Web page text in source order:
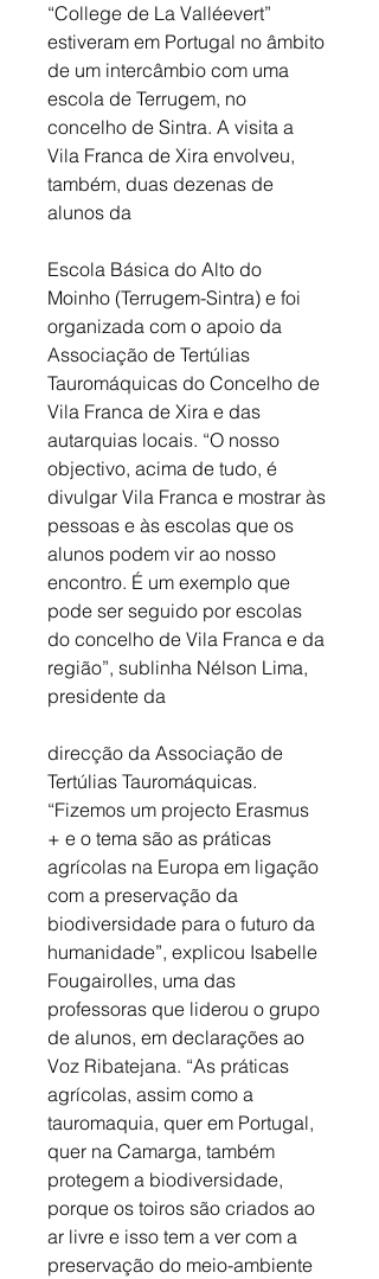
“College de La Valléevert”
estiveram em Portugal no âmbito
de um intercâmbio com uma
escola de Terrugem, no
concelho de Sintra. A visita a
Vila Franca de Xira envolveu,
também, duas dezenas de
alunos da
Escola Básica do Alto do
Moinho (Terrugem-Sintra) e foi
organizada com o apoio da
Associação de Tertúlias
Tauromáquicas do Concelho de
Vila Franca de Xira e das
autarquias locais. “O nosso
objectivo, acima de tudo, é
divulgar Vila Franca e mostrar às
pessoas e às escolas que os
alunos podem vir ao nosso
encontro. É um exemplo que
pode ser seguido por escolas
do concelho de Vila Franca e da
região”, sublinha Nélson Lima,
presidente da
direcção da Associação de
Tertúlias Tauromáquicas.
“Fizemos um projecto Erasmus
+ e o tema são as práticas
agrícolas na Europa em ligação
com a preservação da
biodiversidade para o futuro da
humanidade”, explicou Isabelle
Fougairolles, uma das
professoras que liderou o grupo
de alunos, em declarações ao
Voz Ribatejana. “As práticas
agrícolas, assim como a
tauromaquia, quer em Portugal,
quer na Camarga, também
protegem a biodiversidade,
porque os toiros são criados ao
ar livre e isso tem a ver com a
preservação do meio-ambiente